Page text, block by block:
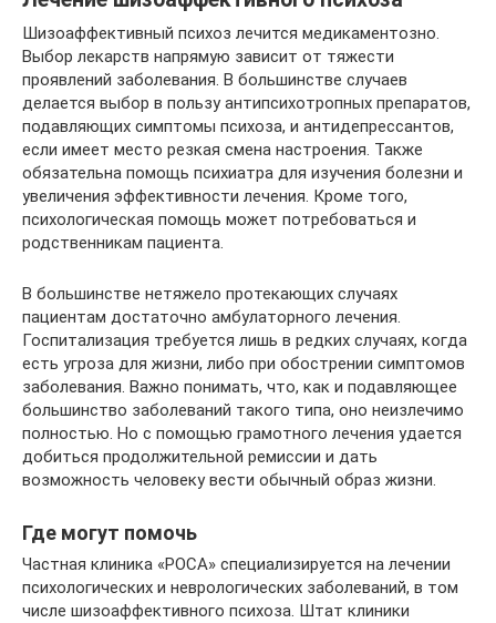
Шизоаффективный психоз лечится медикаментозно.
Выбор лекарств напрямую зависит от тяжести
проявлений заболевания. В большинстве случаев
делается выбор в пользу антипсихотропных препаратов,
подавляющих симптомы психоза, и антидепрессантов,
если имеет место резкая смена настроения. Также
обязательна помощь психиатра для изучения болезни и
увеличения эффективности лечения. Кроме того,
психологическая помощь может потребоваться и
родственникам пациента.
В большинстве нетяжело протекающих случаях
пациентам достаточно амбулаторного лечения.
Госпитализация требуется лишь в редких случаях, когда
есть угроза для жизни, либо при обострении симптомов
заболевания. Важно понимать, что, как и подавляющее
большинство заболеваний такого типа, оно неизлечимо
полностью. Но с помощью грамотного лечения удается
добиться продолжительной ремиссии и дать
возможность человеку вести обычный образ жизни.
Где могут помочь
Частная клиника «РОСА» специализируется на лечении
психологических и неврологических заболеваний, в том
числе шизоаффективного психоза. Штат клиники